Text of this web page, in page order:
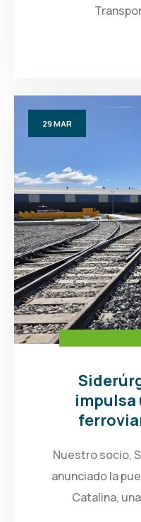
29MAR
impulsa
Nuestro socio,
anunciado la
Catalina,